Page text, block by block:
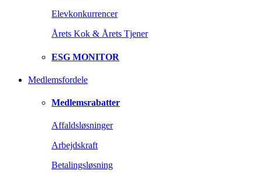
Elevkonkurrencer
Årets Kok & Årets Tjener
ESG MONITOR
Medlemsfordele
Medlemsrabatter
Affaldsløsninger
Arbejdskraft
Betalingsløsning